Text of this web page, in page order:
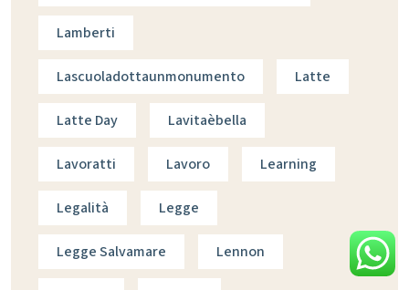
Lamberti
Lascuoladottaunmonumento Latte
Latte Day Lavitaèbella
Lavoratti Lavoro Learning
Legalità Legge
Legge Salvamare Lennon